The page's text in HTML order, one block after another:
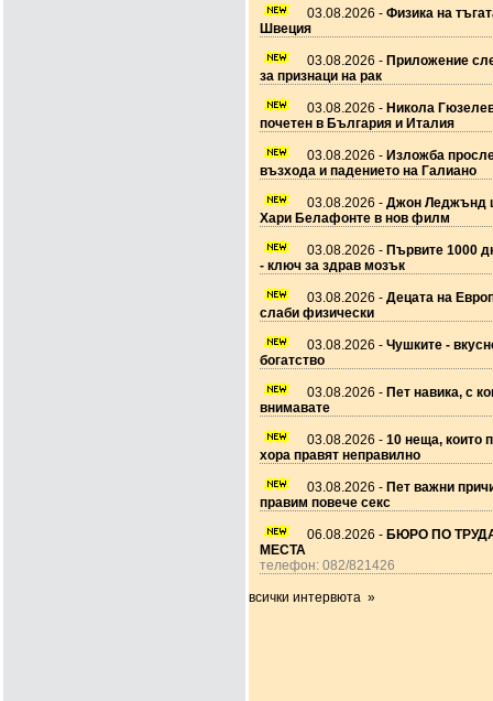
03.08.2026 - Физика на
Швеция
03.08.2026 - Приложение
за признаци на рак
03.08.2026 - Никола
почетен в България и Италия
03.08.2026 - Изложба
възхода и падението на Галиано
03.08.2026 - Джон Леджънд
Хари Белафонте в нов филм
03.08.2026 - Първите 1000
- ключ за здрав мозък
03.08.2026 - Децата на
слаби физически
03.08.2026 - Чушките -
богатство
03.08.2026 - Пет навика, с
внимавате
03.08.2026 - 10 неща, които
хора правят неправилно
03.08.2026 - Пет важни
правим повече секс
06.08.2026 - БЮРО ПО
МЕСТА
телефон: 082/821426
всички интервюта »